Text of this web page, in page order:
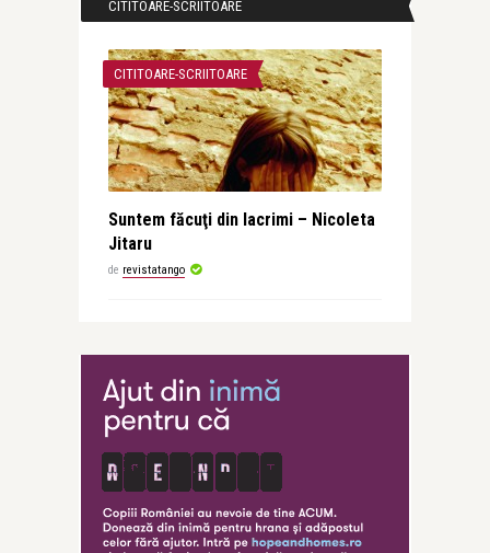
CITITOARE-SCRIITOARE
CITITOARE-SCRIITOARE
Suntem făcuţi din lacrimi – Nicoleta
Jitaru
de revistatango